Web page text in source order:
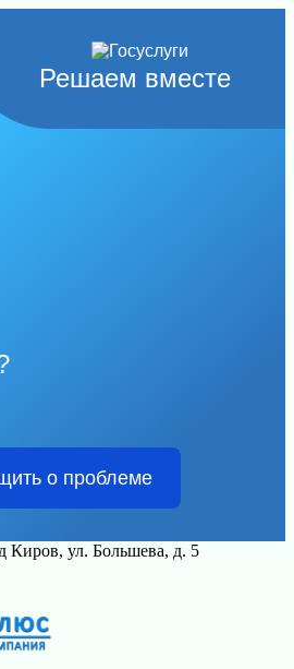
Решаем вместе
о проблеме
Киров, ул. Большева, д. 5